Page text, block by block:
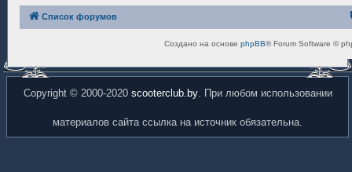
Список форумов
Создано на основе phpBB® Forum Software ©
Copyright © 2000-2020 scooterclub.by. При любом использовании
материалов сайта ссылка на источник обязательна.